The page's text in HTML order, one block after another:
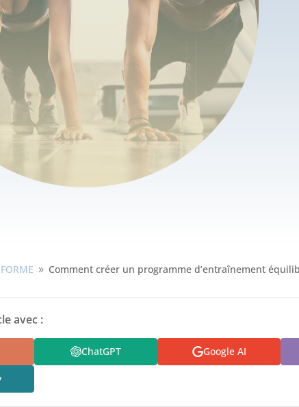
9 Comment créer un programme d’entraînement
avec :
ChatGPT Google AI